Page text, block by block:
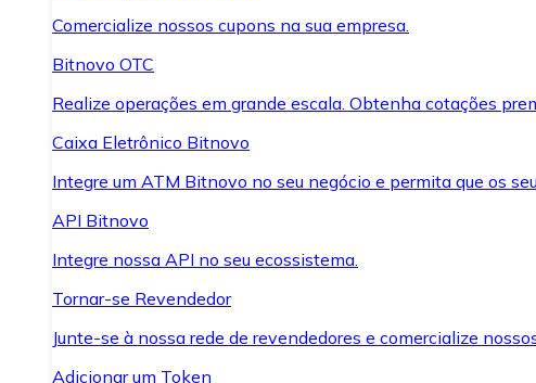
Comercialize nossos cupons na sua empresa.
Bitnovo OTC
Realize operações em grande escala. Obtenha cotações
Caixa Eletrônico Bitnovo
Integre um ATM Bitnovo no seu negócio e permita que os
API Bitnovo
Integre nossa API no seu ecossistema.
Tornar-se Revendedor
Junte-se à nossa rede de revendedores e comercialize
Adicionar um Token